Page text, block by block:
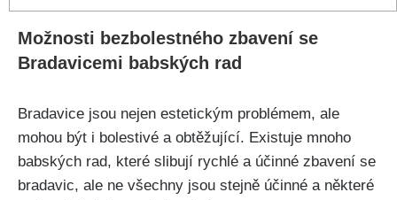
Možnosti bezbolestného zbavení se
Bradavicemi babských rad
Bradavice jsou nejen estetickým problémem, ale
mohou být i ​bolestivé a obtěžující. Existuje mnoho⁣
babských⁤ rad, které‌ slibují rychlé a účinné zbavení se
bradavic, ale ne⁤ všechny jsou ‌stejně účinné a některé⁣